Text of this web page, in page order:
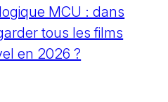
MCU : dans
tous les films
en 2026 ?